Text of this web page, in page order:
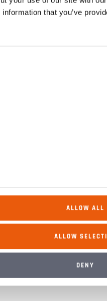
that you’ve
ALLOW ALL
ALLOW
DENY